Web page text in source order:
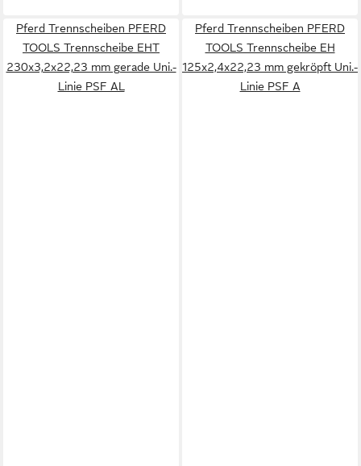
Pferd Trennscheiben PFERD
TOOLS Trennscheibe EHT
230x3,2x22,23 mm gerade Uni.-
Linie PSF AL
Pferd Trennscheiben PFERD
TOOLS Trennscheibe EH
125x2,4x22,23 mm gekröpft Uni.-
Linie PSF A